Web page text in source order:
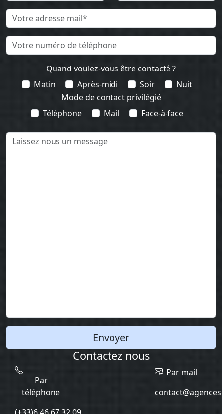
Quand voulez-vous être contacté ?
Matin
Après-midi Soir
Nuit
Mode de contact privilégié
Téléphone
Mail Face-à-face
Envoyer
Contactez nous
Par
téléphone
Par mail